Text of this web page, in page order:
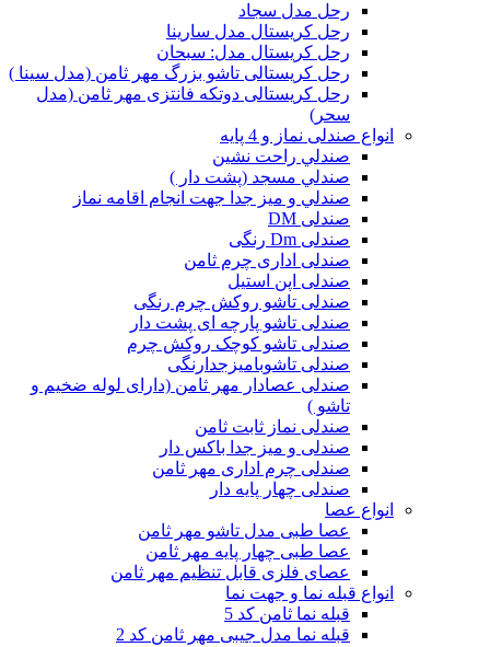
رحل مدل سجاد
رحل کریستال مدل سارینا
رحل کریستال مدل: سبحان
رحل کریستالی تاشو بزرگ مهر ثامن (مدل سینا )
رحل کریستالی دوتکه فانتزی مهر ثامن (مدل
سحر)
انواع صندلی نماز و 4 پایه
صندلي راحت نشين
صندلي مسجد (پشت دار )
صندلي و ميز جدا جهت انجام اقامه نماز
صندلی DM
صندلی Dm رنگی
صندلی اداری چرم ثامن
صندلی اپن استیل
صندلی تاشو روکش چرم رنگی
صندلی تاشو پارچه ای پشت دار
صندلی تاشو کوچک روکش چرم
صندلی تاشوبامیزجدارنگی
صندلی عصادار مهر ثامن (دارای لوله ضخیم و
تاشو )
صندلی نماز ثابت ثامن
صندلی و میز جدا باکس دار
صندلی چرم اداری مهر ثامن
صندلی چهار پایه دار
انواع عصا
عصا طبی مدل تاشو مهر ثامن
عصا طبی چهار پایه مهر ثامن
عصای فلزی قابل تنظیم مهر ثامن
انواع قبله نما و جهت نما
قبله نما ثامن کد 5
قبله نما مدل جیبی مهر ثامن کد 2